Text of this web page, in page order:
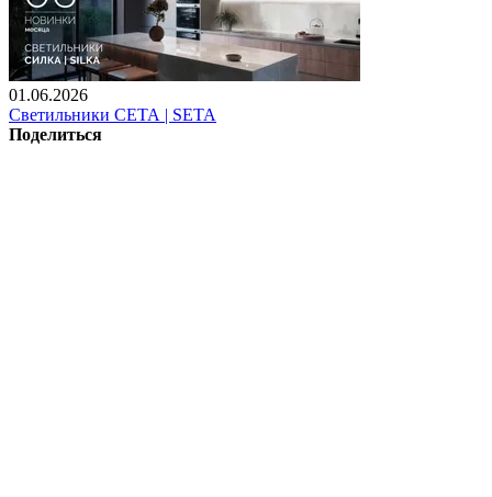
01.06.2026
Светильники СЕТА | SETA
Поделиться